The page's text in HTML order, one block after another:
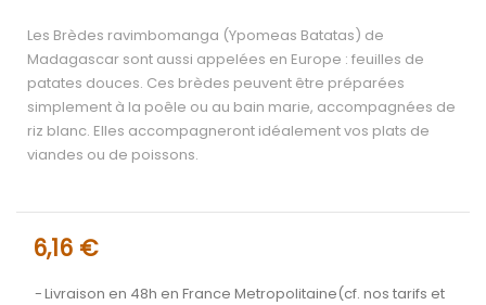
Les Brèdes ravimbomanga (Ypomeas Batatas) de
Madagascar sont aussi appelées en Europe : feuilles de
patates douces. Ces brèdes peuvent être préparées
simplement à la poêle ou au bain marie, accompagnées de
riz blanc. Elles accompagneront idéalement vos plats de
viandes ou de poissons.​
6,16 €
Livraison en 48h en France Metropolitaine(cf. nos tarifs et